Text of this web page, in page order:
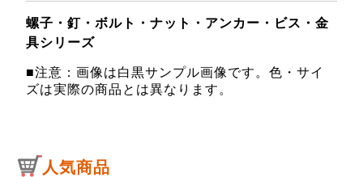
螺子・釘・ボルト・ナット・アンカー・ビス・金
具シリーズ
■注意：画像は白黒サンプル画像です。色・サイ
ズは実際の商品とは異なります。
人気商品